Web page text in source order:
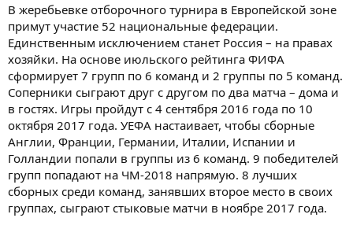
В жеребьевке отборочного турнира в Европейской зоне
примут участие 52 национальные федерации.
Единственным исключением станет Россия – на правах
хозяйки. На основе июльского рейтинга ФИФА
сформирует 7 групп по 6 команд и 2 группы по 5 команд.
Соперники сыграют друг с другом по два матча – дома и
в гостях. Игры пройдут с 4 сентября 2016 года по 10
октября 2017 года. УЕФА настаивает, чтобы сборные
Англии, Франции, Германии, Италии, Испании и
Голландии попали в группы из 6 команд. 9 победителей
групп попадают на ЧМ-2018 напрямую. 8 лучших
сборных среди команд, занявших второе место в своих
группах, сыграют стыковые матчи в ноябре 2017 года.